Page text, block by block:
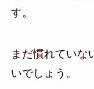
す。
まだ慣れていな
いでしょう。